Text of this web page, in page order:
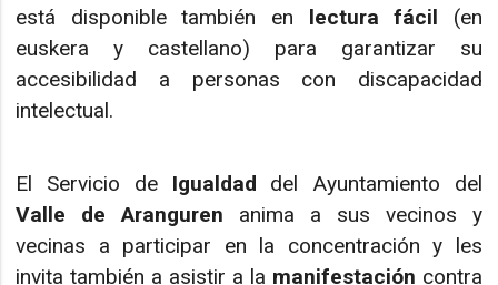
está disponible también en lectura fácil (en
euskera y castellano) para garantizar su
accesibilidad a personas con discapacidad
intelectual.
El Servicio de Igualdad del Ayuntamiento del
Valle de Aranguren anima a sus vecinos y
vecinas a participar en la concentración y les
invita también a asistir a la manifestación contra